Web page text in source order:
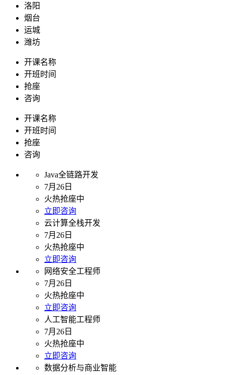
洛阳
烟台
运城
潍坊
开课名称
开班时间
抢座
咨询
开课名称
开班时间
抢座
咨询
Java全链路开发
7月26日
火热抢座中
立即咨询
云计算全栈开发
7月26日
火热抢座中
立即咨询
网络安全工程师
7月26日
火热抢座中
立即咨询
人工智能工程师
7月26日
火热抢座中
立即咨询
数据分析与商业智能